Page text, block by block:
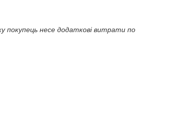
покупець несе додаткові витрати по